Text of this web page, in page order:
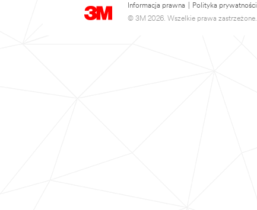
Informacja prawna Polityka prywatności
© 3M 2026. Wszelkie prawa zastrzeżone.